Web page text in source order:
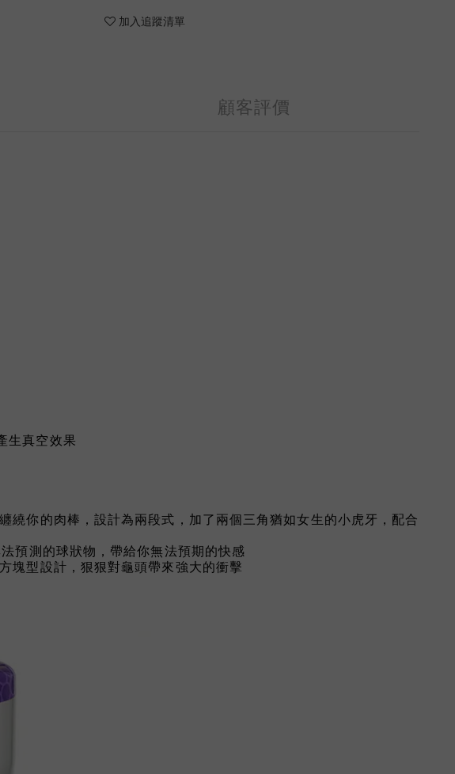
加入追蹤清單
顧客評價
生真空效果
你的肉棒，設計為兩段式，加了兩個三角猶如女生的小虎牙，配合
預測的球狀物，帶給你無法預期的快感
塊型設計，狠狠對龜頭帶來強大的衝擊